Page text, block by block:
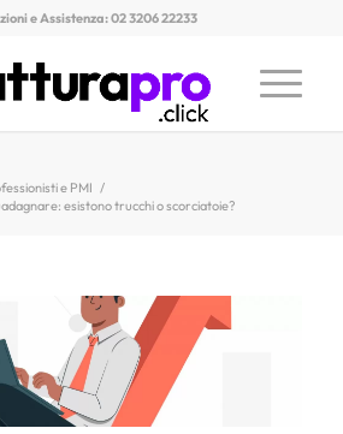
e Assistenza: 02 3206 22233
e PMI /
esistono trucchi o scorciatoie?